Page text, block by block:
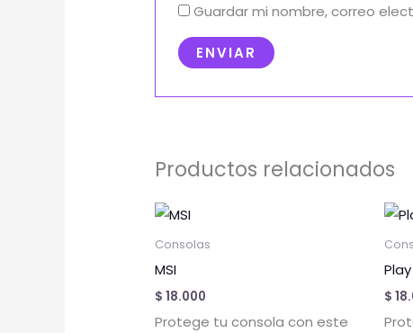
Guardar mi nombre, correo
Productos relacionados
Consolas
MSI
$ 18.000
Protege tu consola con este
Este
tiene
$